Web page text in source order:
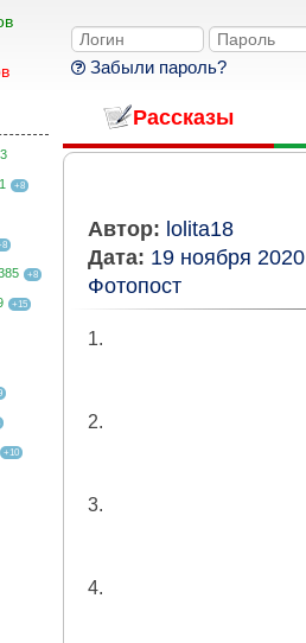
Забыли пароль?
+8
+8
+15
+10
Рассказы
Автор: lolita18
Дата: 19 ноября 2020
Фотопост
1.
2.
3.
4.